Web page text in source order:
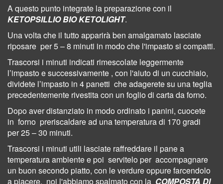
A questo punto integrate la preparazione con il
KETOPSILLIO BIO KETOLIGHT.
Una volta che il tutto apparirà ben amalgamato lasciate
riposare per 5 – 8 minuti in modo che l'impasto si compatti.
Trascorsi i minuti indicati rimescolate leggermente
l’impasto e successivamente , con l'aiuto di un cucchiaio,
dividete l’impasto in 4 panetti che adagerete su una teglia
precedentemente rivestita con un foglio di carta da forno.
Dopo aver distanziato in modo ordinato i panini, cuocete
in forno preriscaldare ad una temperatura di 170 gradi
per 25 – 30 minuti.
Trascorsi i minuti utili lasciate raffreddare il pane a
temperatura ambiente e poi servitelo per accompagnare
un buon secondo piatto, con le verdure oppure farcendolo
a piacere, noi l'abbiamo spalmato con la COMPOSTA DI